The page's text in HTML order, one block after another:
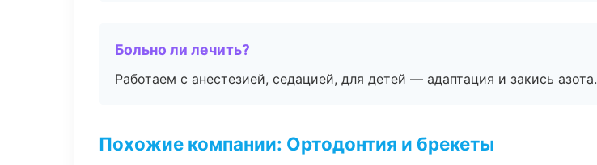
Больно ли лечить?
Работаем с анестезией, седацией, для детей — адаптация и закись азота.
Похожие компании: Ортодонтия и брекеты